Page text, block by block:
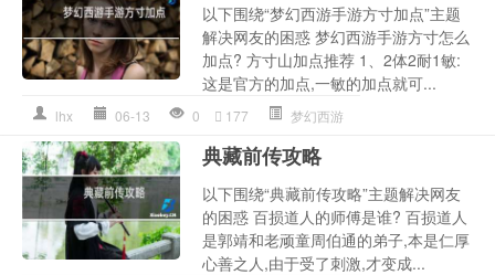
以下围绕“梦幻西游手游方寸加点”主题
解决网友的困惑 梦幻西游手游方寸怎么
加点? 方寸山加点推荐 1、2体2耐1敏:
这是官方的加点,一敏的加点就可...
lhx 06-13 0 177 梦幻西游
典藏前传攻略
以下围绕“典藏前传攻略”主题解决网友
的困惑 百损道人的师傅是谁? 百损道人
是郭靖和老顽童周伯通的弟子,本是仁厚
心善之人,由于受了刺激,才变成...